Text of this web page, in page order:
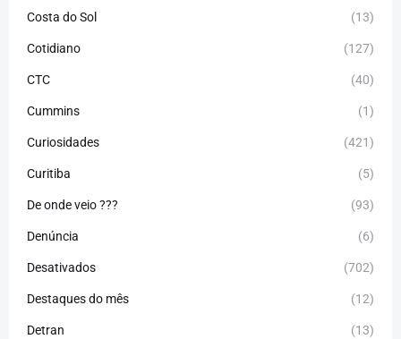
Costa do Sol (13)
Cotidiano (127)
CTC (40)
Cummins (1)
Curiosidades (421)
Curitiba (5)
De onde veio ??? (93)
Denúncia (6)
Desativados (702)
Destaques do mês (12)
Detran (13)